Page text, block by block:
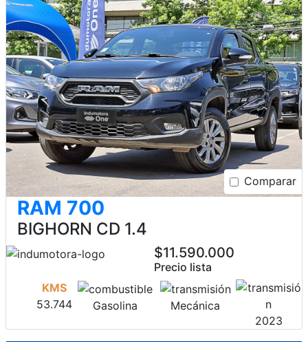
Comparar
RAM 700
BIGHORN CD 1.4
$11.590.000
Precio lista
KMS
53.744
Gasolina
Mecánica
2023